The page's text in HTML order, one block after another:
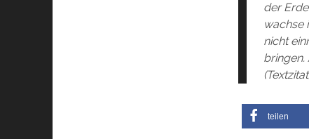
der
wachse
nicht
bringen.
teilen